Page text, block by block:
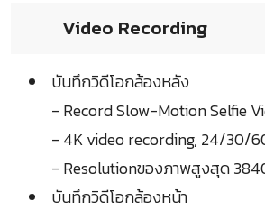
Video Recording
บันทึกวิดีโอกล้องหลัง
- Record Slow-Motion Selfie
- 4K video recording, 24/30/
- Resolutionของภาพสูงสุด
บันทึกวิดีโอกล้องหน้า